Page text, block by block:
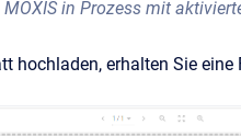
in Prozess mit
hochladen, erhalten Sie